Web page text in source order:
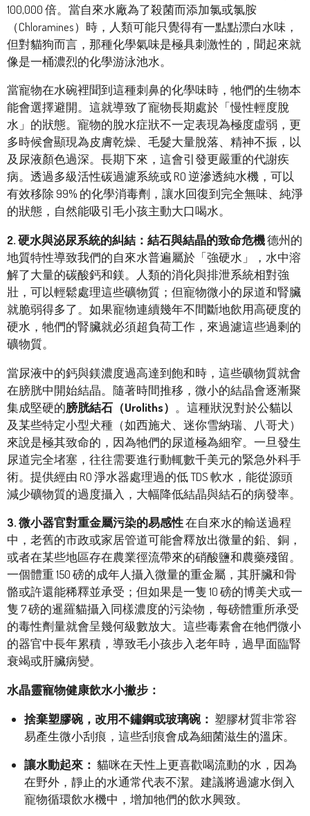
100,000 倍。當自來水廠為了殺菌而添加氯或氯胺
（Chloramines）時，人類可能只覺得有一點點漂白水味，
但對貓狗而言，那種化學氣味是極具刺激性的，聞起來就
像是一桶濃烈的化學游泳池水。
當寵物在水碗裡聞到這種刺鼻的化學味時，牠們的生物本
能會選擇避開。這就導致了寵物長期處於「慢性輕度脫
水」的狀態。寵物的脫水症狀不一定表現為極度虛弱，更
多時候會顯現為皮膚乾燥、毛髮大量脫落、精神不振，以
及尿液顏色過深。長期下來，這會引發更嚴重的代謝疾
病。透過多級活性碳過濾系統或 RO 逆滲透純水機，可以
有效移除 99% 的化學消毒劑，讓水回復到完全無味、純淨
的狀態，自然能吸引毛小孩主動大口喝水。
2. 硬水與泌尿系統的糾結：結石與結晶的致命危機德州的
地質特性導致我們的自來水普遍屬於「強硬水」，水中溶
解了大量的碳酸鈣和鎂。人類的消化與排泄系統相對強
壯，可以輕鬆處理這些礦物質；但寵物微小的尿道和腎臟
就脆弱得多了。如果寵物連續幾年不間斷地飲用高硬度的
硬水，牠們的腎臟就必須超負荷工作，來過濾這些過剩的
礦物質。
當尿液中的鈣與鎂濃度過高達到飽和時，這些礦物質就會
在膀胱中開始結晶。隨著時間推移，微小的結晶會逐漸聚
集成堅硬的膀胱結石（Uroliths） 。這種狀況對於公貓以
及某些特定小型犬種（如西施犬、迷你雪納瑞、八哥犬）
來說是極其致命的，因為牠們的尿道極為細窄。一旦發生
尿道完全堵塞，往往需要進行動輒數千美元的緊急外科手
術。提供經由 RO 淨水器處理過的低 TDS 軟水，能從源頭
減少礦物質的過度攝入，大幅降低結晶與結石的病發率。
3. 微小器官對重金屬污染的易感性在自來水的輸送過程
中，老舊的市政或家居管道可能會釋放出微量的鉛、銅，
或者在某些地區存在農業徑流帶來的硝酸鹽和農藥殘留。
一個體重 150 磅的成年人攝入微量的重金屬，其肝臟和骨
骼或許還能稀釋並承受；但如果是一隻 10 磅的博美犬或一
隻 7 磅的暹羅貓攝入同樣濃度的污染物，每磅體重所承受
的毒性劑量就會呈幾何級數放大。這些毒素會在牠們微小
的器官中長年累積，導致毛小孩步入老年時，過早面臨腎
衰竭或肝臟病變。
水晶靈寵物健康飲水小撇步：
捨棄塑膠碗，改用不鏽鋼或玻璃碗： 塑膠材質非常容
易產生微小刮痕，這些刮痕會成為細菌滋生的溫床。
讓水動起來： 貓咪在天性上更喜歡喝流動的水，因為
在野外，靜止的水通常代表不潔。建議將過濾水倒入
寵物循環飲水機中，增加牠們的飲水興致。